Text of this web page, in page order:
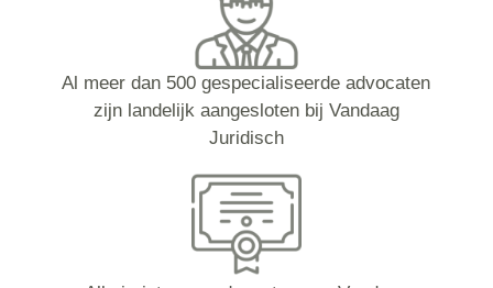
Al meer dan 500 gespecialiseerde advocaten
zijn landelijk aangesloten bij Vandaag
Juridisch